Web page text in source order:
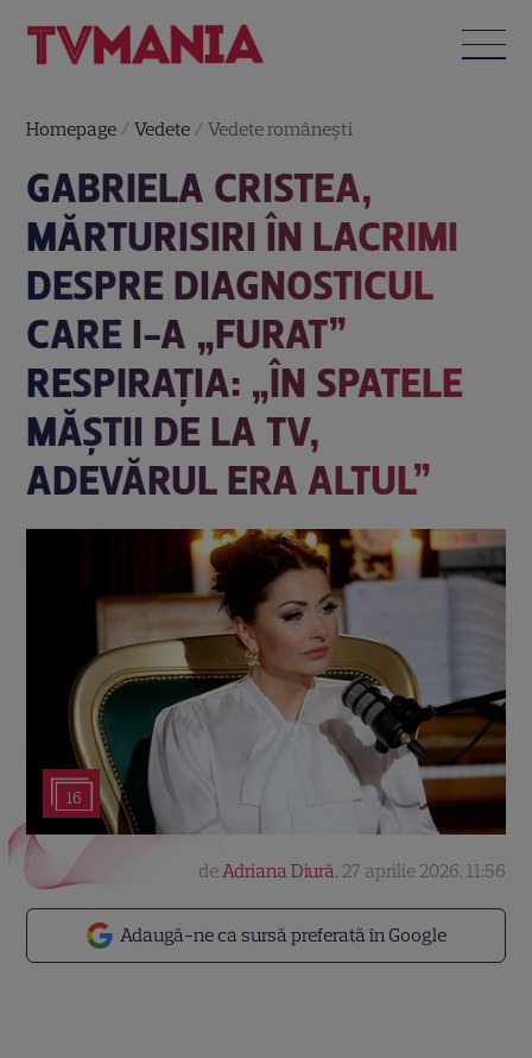
Homepage /Vedete /Vedete româneşti
GABRIELA CRISTEA,
MĂRTURISIRI ÎN LACRIMI
DESPRE DIAGNOSTICUL
CARE I-A „FURAT”
RESPIRAȚIA: „ÎN SPATELE
MĂȘTII DE LA TV,
ADEVĂRUL ERA ALTUL”
16
Adaugă-ne ca sursă preferată în Google
deAdriana Diură, 27 aprilie 2026, 11:56